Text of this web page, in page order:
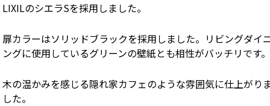
LIXILのシエラSを採用しました。
扉カラーはソリッドブラックを採用しました。リビングダイ
ングに使用しているグリーンの壁紙とも相性がバッチリです
木の温かみを感じる隠れ家カフェのような雰囲気に仕上がり
した。